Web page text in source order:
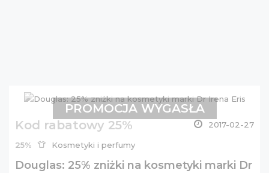
Kod rabatowy 25% 2017-02-27
25% Kosmetyki i perfumy
Douglas: 25% zniżki na kosmetyki marki Dr
PROMOCJA WYGASŁA